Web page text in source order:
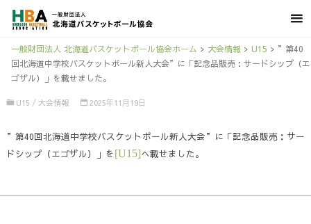
一般財団法人 北海道バスケットボール協会ホーム > 大会情報 > U15 > ”第40
回北海道中学校バスケットボール新人大会”に「記念品販売：サードシップ（エ
ゴザル）」を載せました。
U15 / 大会情報 2025年11月19日
”第40回北海道中学校バスケットボール新人大会”に「記念品販売：サー
ドシップ（エゴザル）」を[U15]へ載せました。